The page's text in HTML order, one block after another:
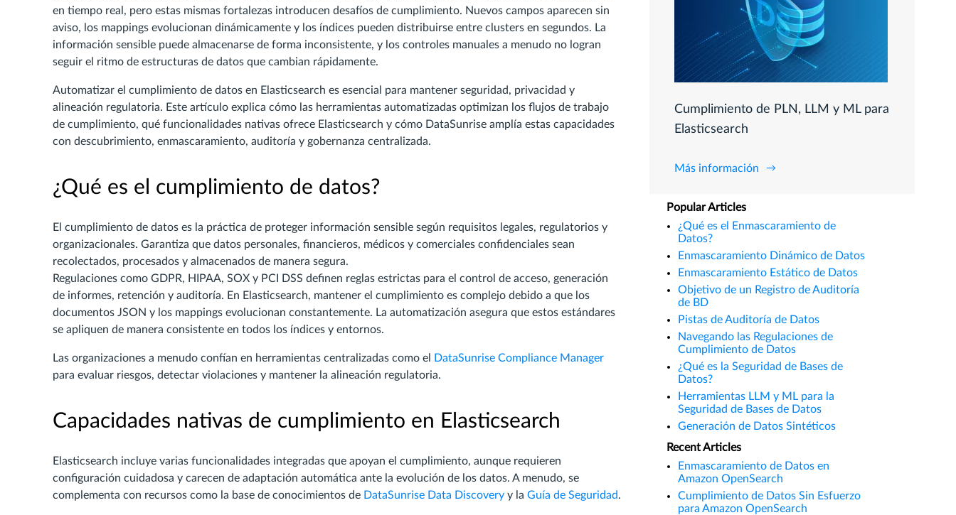
en tiempo real, pero estas mismas fortalezas introducen desafíos de cumplimiento. Nuevos campos aparecen sin
aviso, los mappings evolucionan dinámicamente y los índices pueden distribuirse entre clusters en segundos. La
información sensible puede almacenarse de forma inconsistente, y los controles manuales a menudo no logran
seguir el ritmo de estructuras de datos que cambian rápidamente.
Automatizar el cumplimiento de datos en Elasticsearch es esencial para mantener seguridad, privacidad y
alineación regulatoria. Este artículo explica cómo las herramientas automatizadas optimizan los flujos de trabajo
de cumplimiento, qué funcionalidades nativas ofrece Elasticsearch y cómo DataSunrise amplía estas capacidades
con descubrimiento, enmascaramiento, auditoría y gobernanza centralizada.
¿Qué es el cumplimiento de datos?
El cumplimiento de datos es la práctica de proteger información sensible según requisitos legales, regulatorios y
organizacionales. Garantiza que datos personales, financieros, médicos y comerciales confidenciales sean
recolectados, procesados y almacenados de manera segura.
Regulaciones como GDPR, HIPAA, SOX y PCI DSS definen reglas estrictas para el control de acceso, generación
de informes, retención y auditoría. En Elasticsearch, mantener el cumplimiento es complejo debido a que los
documentos JSON y los mappings evolucionan constantemente. La automatización asegura que estos estándares
se apliquen de manera consistente en todos los índices y entornos.
Las organizaciones a menudo confían en herramientas centralizadas como el
DataSunrise Compliance Manager
para evaluar riesgos, detectar violaciones y mantener la alineación regulatoria.
Capacidades nativas de cumplimiento en Elasticsearch
Elasticsearch incluye varias funcionalidades integradas que apoyan el cumplimiento, aunque requieren
configuración cuidadosa y carecen de adaptación automática ante la evolución de los datos. A menudo, se
complementa con recursos como la base de conocimientos de DataSunrise Data Discovery y la Guía de Seguridad.
Cumplimiento de PLN, LLM y ML para
Elasticsearch
Más información
Popular Articles
¿Qué es el Enmascaramiento de
Datos?
Enmascaramiento Dinámico de Datos
Enmascaramiento Estático de Datos
Objetivo de un Registro de Auditoría
de BD
Pistas de Auditoría de Datos
Navegando las Regulaciones de
Cumplimiento de Datos
¿Qué es la Seguridad de Bases de
Datos?
Herramientas LLM y ML para la
Seguridad de Bases de Datos
Generación de Datos Sintéticos
Recent Articles
Enmascaramiento de Datos en
Amazon OpenSearch
Cumplimiento de Datos Sin Esfuerzo
para Amazon OpenSearch